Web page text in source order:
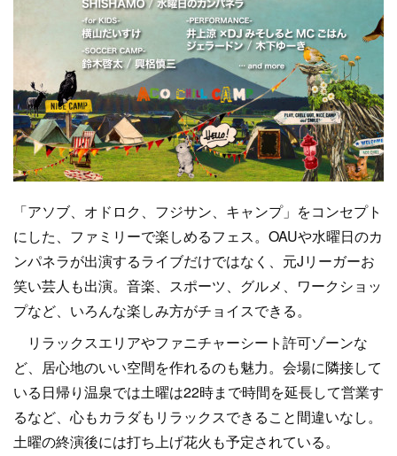
「アソブ、オドロク、フジサン、キャンプ」をコンセプト
にした、ファミリーで楽しめるフェス。OAUや水曜日のカ
ンパネラが出演するライブだけではなく、元Jリーガーお
笑い芸人も出演。音楽、スポーツ、グルメ、ワークショッ
プなど、いろんな楽しみ方がチョイスできる。
リラックスエリアやファニチャーシート許可ゾーンな
ど、居心地のいい空間を作れるのも魅力。会場に隣接して
いる日帰り温泉では土曜は22時まで時間を延長して営業す
るなど、心もカラダもリラックスできること間違いなし。
土曜の終演後には打ち上げ花火も予定されている。